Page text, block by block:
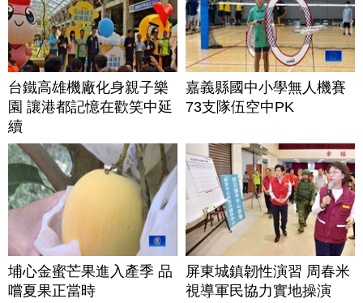
台鐵高雄機廠化身親子樂
園 讓港都記憶在歡笑中延
續
嘉義縣國中小學無人機賽
73支隊伍空中PK
埔心金蜜芒果進入產季 品
嚐夏果正當時
屏東城鎮韌性演習 周春米
視導軍民協力實地操演